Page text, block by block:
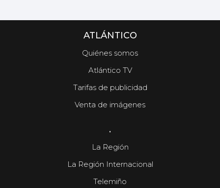
ATLÁNTICO
Quiénes somos
Atlántico TV
Tarifas de publicidad
Venta de imágenes
.
La Región
La Región Internacional
Telemiño